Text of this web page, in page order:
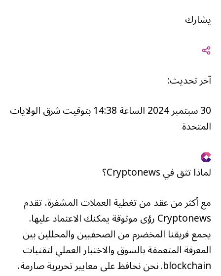
يشارك
آخر تحديث:
30 سبتمبر 2024 الساعة 14:38 بتوقيت شرق الولايات
المتحدة
لماذا تثق في Cryptonews؟
مع أكثر من عقد من تغطية العملات المشفرة، تقدم
Cryptonews رؤى موثوقة يمكنك الاعتماد عليها.
يجمع فريقنا المخضرم من الصحفيين والمحللين بين
المعرفة المتعمقة بالسوق والاختبار العملي لتقنيات
blockchain. نحن نحافظ على معايير تحريرية صارمة،